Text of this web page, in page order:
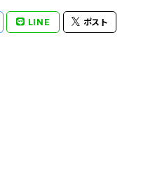
LINE ポスト